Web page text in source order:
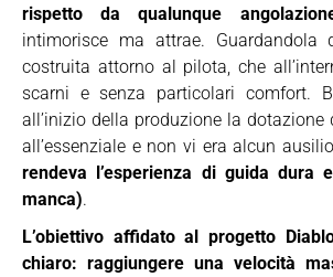
rispetto da qualunque
intimorisce ma attrae. Guardandola
costruita attorno al pilota, che
scarni e senza particolari comfort.
all’inizio della produzione la dotazione
all’essenziale e non vi era alcun
rendeva l’esperienza di guida dura
manca).
L’obiettivo affidato al progetto
chiaro: raggiungere una velocità